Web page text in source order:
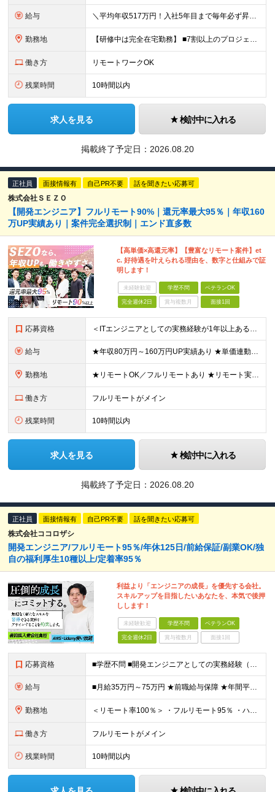
給与 ＼平均年収517万円！入社5年目まで毎年必ず昇給／ ■賞与年3回 ■年収800万円以上も可 ■入社3年以上の平均年収469.2万円 月給23万2000円以上＋賞与年3回＋各種手当 ☆入社5年目まで最
勤務地 【研修中は完全在宅勤務】 ■7割以上のプロジェクトでリモートワークを導入 ■フルリモートもあり ■一都三県のプロジェクト先 ■転居を伴う転勤なし ＜プロジェクト先＞ 東京・神奈川・千葉・埼玉でのプロ
働き方 リモートワークOK
残業時間 10時間以内
求人を見る 検討中に入れる
掲載終了予定日： 2026.08.20
正社員 面接情報有 自己PR不要 話を聞きたい応募可
株式会社ＳＥＺＯ
【開発エンジニア】フルリモート90%｜還元率最大95％｜年収160
万UP実績あり｜案件完全選択制｜エンド直多数
【高単価×高還元率】【豊富なリモート案件】et
c. 好待遇を叶えられる理由を、数字と仕組みで証
明します！
未経験歓迎 学歴不問 ベテランOK
完全週休2日 賞与複数月 面接1回
応募資格 ＜ITエンジニアとしての実務経験が1年以上ある方を募集！＞ ◆何らかの開発経験1年以上をお持ちの方（言語不問） ◆既卒・ブランクもOK ◆学歴不問 ◆転職回数は一切問いません ◎リモート／出社の頻度
給与 ★年収80万円～160万円UP実績あり ★単価連動型×高還元率で年収UP ▼月給40万円～125万円＋各種手当 ┗想定年収：400万円～1500万円 ※固定残業代（30時間分／7万6000円～）を含
勤務地 ★リモートOK／フルリモートあり ★リモート実施率90%以上 ★一都三県のプロジェクト先 ★転居を伴う転勤なし ＜理想の働き方を実現できます！＞ ・フルリモート ・リモートと出社のハイブリッド ・フ
働き方 フルリモートがメイン
残業時間 10時間以内
求人を見る 検討中に入れる
掲載終了予定日： 2026.08.20
正社員 面接情報有 自己PR不要 話を聞きたい応募可
株式会社ココロザシ
開発エンジニア/フルリモート95％/年休125日/前給保証/副業OK/独
自の福利厚生10種以上/定着率95％
利益より「エンジニアの成長」を優先する会社。
スキルアップを目指したいあなたを、本気で後押
しします！
未経験歓迎 学歴不問 ベテランOK
完全週休2日 賞与複数月 面接1回
応募資格 ■学歴不問 ■開発エンジニアとしての実務経験（言語・年数不問） ＜以下のような方を歓迎します＞ ・モダンな技術にチャレンジしたい方 ・新しい領域にチャレンジしたい方
給与 ■月給35万円～75万円 ★前職給与保障 ★年間平均昇給率約10％ ※月給額は、経験・スキルを考慮の上、決定いたします ※上記月給額には、みなし残業代3万円～7万円（月20時間分）が含まれています
勤務地 ＜リモート率100％＞ ・フルリモート95％ ・ハイブリッド5% ★30％の社員が地方に在住しながら、リモート環境でプロジェクトに参画しています。全国どこにお住まいでも働ける環境が整っています。まず
働き方 フルリモートがメイン
残業時間 10時間以内